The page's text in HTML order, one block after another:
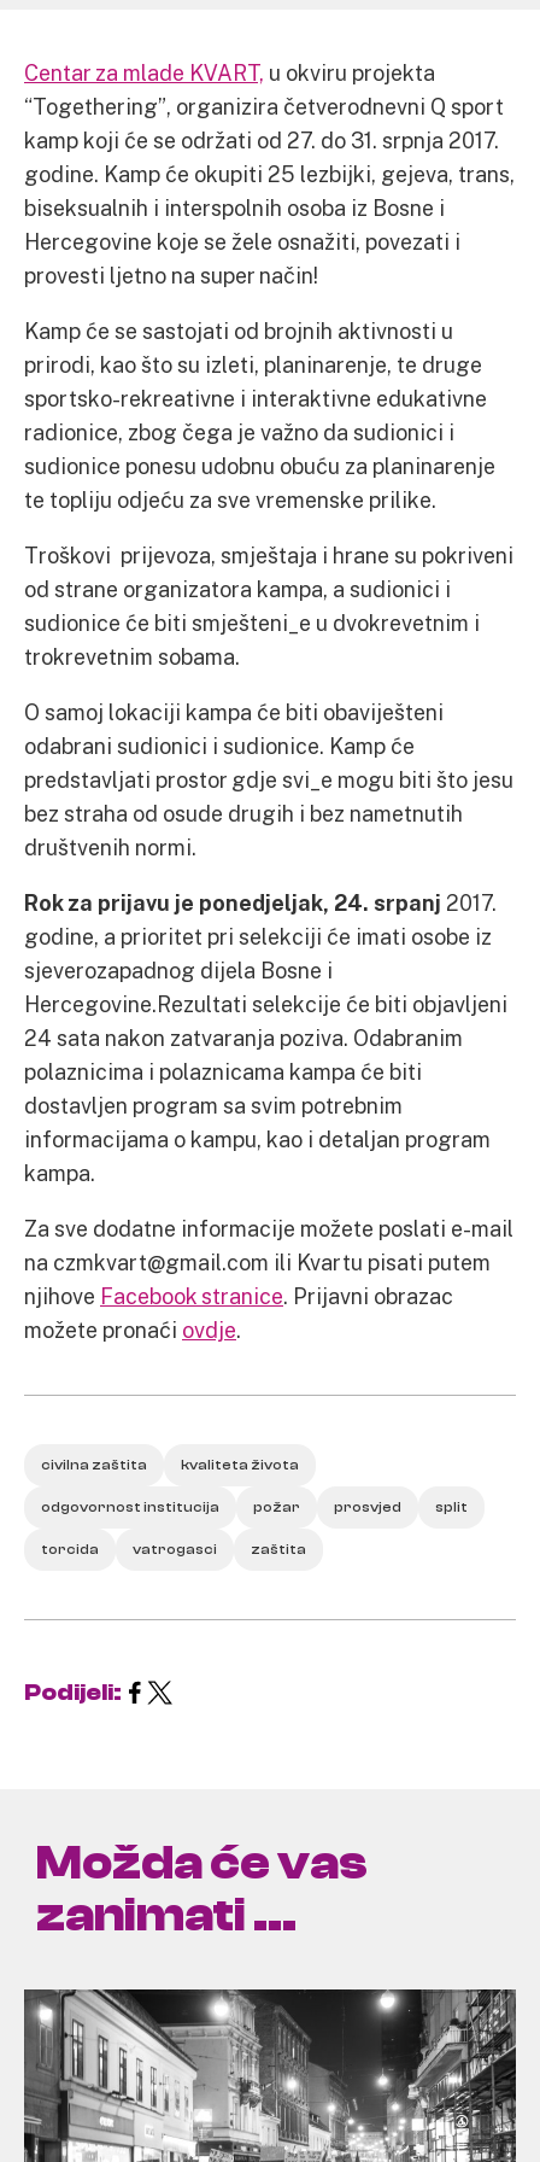
Centar za mlade KVART, u okviru projekta
“Togethering”, organizira četverodnevni Q sport
kamp koji će se održati od 27. do 31. srpnja 2017.
godine. Kamp će okupiti 25 lezbijki, gejeva, trans,
biseksualnih i interspolnih osoba iz Bosne i
Hercegovine koje se žele osnažiti, povezati i
provesti ljetno na super način!
Kamp će se sastojati od brojnih aktivnosti u
prirodi, kao što su izleti, planinarenje, te druge
sportsko-rekreativne i interaktivne edukativne
radionice, zbog čega je važno da sudionici i
sudionice ponesu udobnu obuću za planinarenje
te topliju odjeću za sve vremenske prilike.
Troškovi prijevoza, smještaja i hrane su pokriveni
od strane organizatora kampa, a sudionici i
sudionice će biti smješteni_e u dvokrevetnim i
trokrevetnim sobama.
O samoj lokaciji kampa će biti obaviješteni
odabrani sudionici i sudionice. Kamp će
predstavljati prostor gdje svi_e mogu biti što jesu
bez straha od osude drugih i bez nametnutih
društvenih normi.
Rok za prijavu je ponedjeljak, 24. srpanj 2017.
godine, a prioritet pri selekciji će imati osobe iz
sjeverozapadnog dijela Bosne i
Hercegovine.Rezultati selekcije će biti objavljeni
24 sata nakon zatvaranja poziva. Odabranim
polaznicima i polaznicama kampa će biti
dostavljen program sa svim potrebnim
informacijama o kampu, kao i detaljan program
kampa.
Za sve dodatne informacije možete poslati e-mail
na czmkvart@gmail.com ili Kvartu pisati putem
njihove Facebook stranice. Prijavni obrazac
možete pronaći ovdje.
civilna zaštita kvaliteta života
odgovornost institucija požar prosvjed split
torcida vatrogasci zaštita
Podijeli:
Možda će vas
zanimati ...